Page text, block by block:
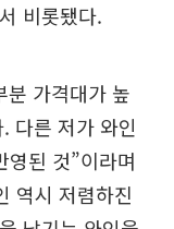
비롯됐다.
분 가격대가 높
다른 저가 와인
영된 것”이라며
역시 저렴하진